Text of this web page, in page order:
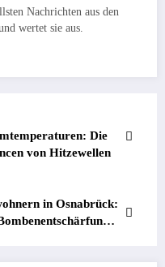
Nachrichten aus den
wertet sie aus.
Die
von Hitzewellen
in Osnabrück: